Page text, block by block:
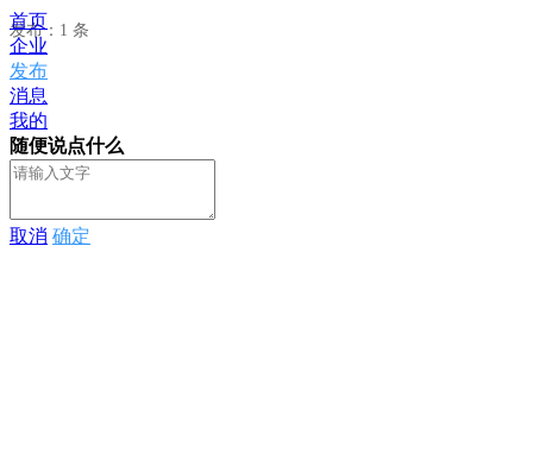
发布：1 条
首页
企业
发布
消息
我的
随便说点什么
取消 确定